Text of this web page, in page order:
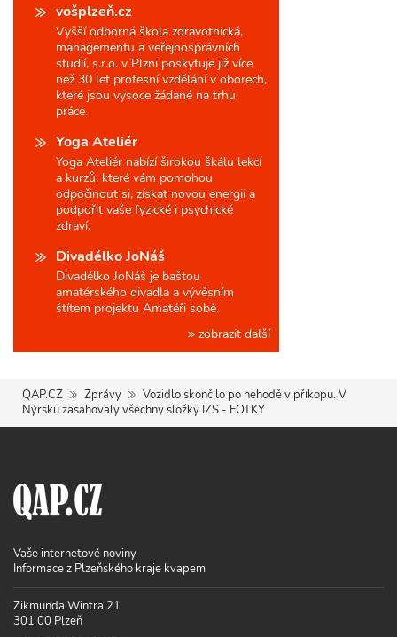
vošplzeň.cz
Vyšší odborná škola zdravotnická,
managementu a veřejnosprávních
studií, s.r.o. v Plzni poskytuje již více
než 30 let profesní vzdělání v oborech,
které jsou vysoce žádané na trhu
práce.
Yoga Ateliér
Yoga Ateliér nabízí širokou škálu lekcí
a kurzů, které vám pomohou
odpočinout si, získat novou energii a
podpořit vaše fyzické i psychické
zdraví.
Divadélko JoNáš
Divadélko JoNáš je baštou
amatérského divadla a vývěsním
štítem projektu Amatéři sobě.
zobrazit další
QAP.CZ Zprávy
Vozidlo skončilo po nehodě v příkopu. V
Nýrsku zasahovaly všechny složky IZS - FOTKY
Vaše internetové noviny
Informace z Plzeňského kraje kvapem
Zikmunda Wintra 21
301 00 Plzeň